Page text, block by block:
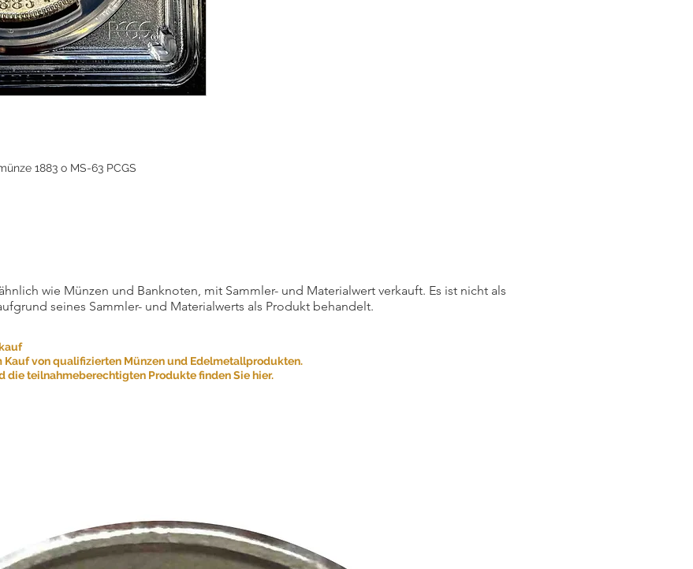
1883 o MS-63 PCGS
wie Münzen und Banknoten, mit Sammler- und Materialwert verkauft. Es ist nicht als
seines Sammler- und Materialwerts als Produkt behandelt.
von qualifizierten Münzen und Edelmetallprodukten.
die teilnahmeberechtigten Produkte finden Sie hier.